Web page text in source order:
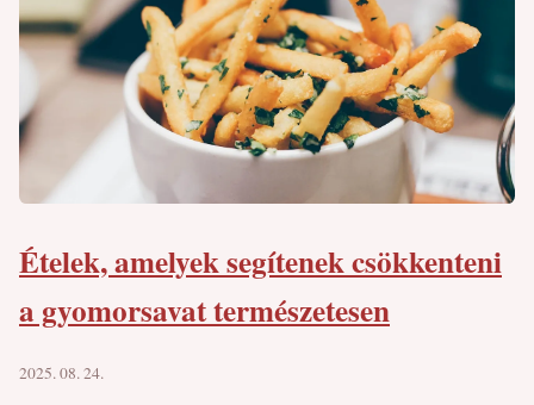
Ételek, amelyek segítenek csökkenteni
a gyomorsavat természetesen
2025. 08. 24.